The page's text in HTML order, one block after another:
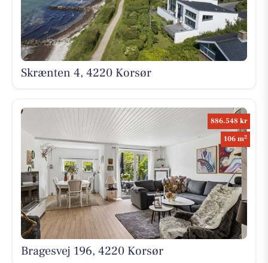
Skrænten 4, 4220 Korsør
886.548 kr
106 m2
Bragesvej 196, 4220 Korsør